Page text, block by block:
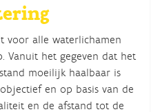
voor alle waterlichamen
Vanuit het gegeven dat het
moeilijk haalbaar is
en op basis van de
en de afstand tot de